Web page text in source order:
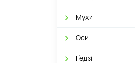
Мухи
Оси
Ґедзі